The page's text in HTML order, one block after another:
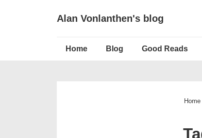
Alan Vonlanthen's blog
Home Blog Good Reads
Home